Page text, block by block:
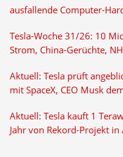
ausfallende Computer-
Tesla-Woche 31/26: 10
Strom, China-Gerüchte,
Aktuell: Tesla prüft
mit SpaceX, CEO Musk
Aktuell: Tesla kauft 1
Jahr von Rekord-Projekt in